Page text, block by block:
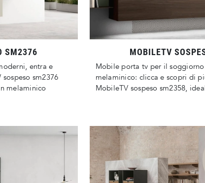
SM2376
entra e
sm2376
melaminico
MOBILETV
Mobile porta tv per il soggiorno
melaminico: clicca e scopri di
MobileTV sospeso sm2358,